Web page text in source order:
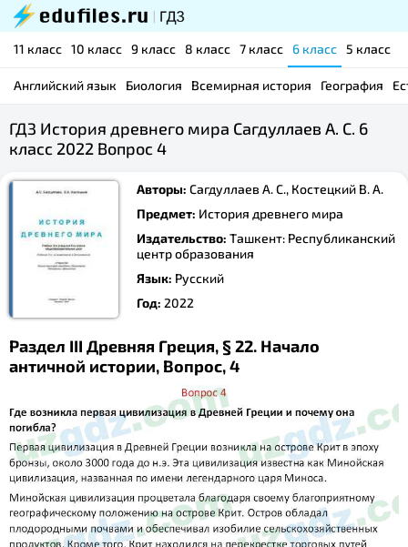
11 класс 10 класс 9 класс 8 класс 7 класс 6 класс 5 класс
Английский язык Биология Всемирная история География
ГДЗ История древнего мира Сагдуллаев А. С. 6
класс 2022 Вопрос 4
Авторы: Сагдуллаев А. С., Костецкий В. А.
Предмет: История древнего мира
Издательство: Ташкент: Республиканский
центр образования
Язык: Русский
Год: 2022
Раздел III Древняя Греция, § 22. Начало
античной истории, Вопрос, 4